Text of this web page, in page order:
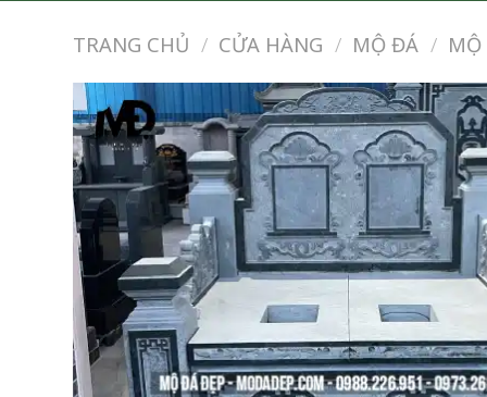
TRANG CHỦ / CỬA HÀNG / MỘ ĐÁ /